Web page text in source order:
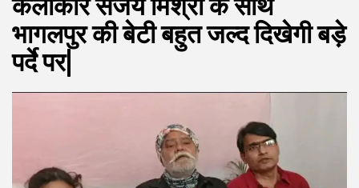
कलाकार संजय मिश्रा के साथ
भागलपुर की बेटी बहुत जल्द दिखेगी बड़े
पर्दे पर|